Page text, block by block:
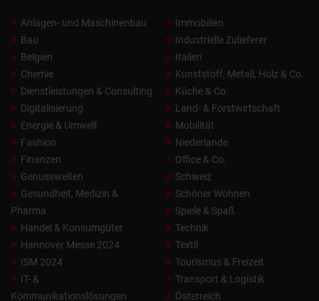
Anlagen- und Maschinenbau
Bau
Belgien
Chemie
Dienstleistungen & Consulting
Digitalisierung
Energie & Umwelt
Fashion
Finanzen
Genusswelten
Gesundheit, Medizin &
Pharma
Handel & Konsumgüter
Hannover Messe 2024
ISM 2024
IT- &
Kommunikationslösungen
Immobilien
Industrielle Zulieferer
Italien
Kunststoff, Metall, Holz & Co.
Küche & Co.
Land- & Forstwirtschaft
Mobilität
Niederlande
Office & Co.
Schweiz
Schöner Wohnen
Spiele & Spaß
Technik
Textil
Tourismus & Freizeit
Transport & Logistik
Österreich